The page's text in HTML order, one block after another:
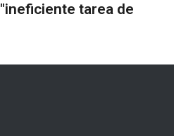
tarea de